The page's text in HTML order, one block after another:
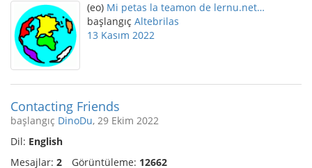
(eo) Mi petas la teamon de lernu.net…
başlangıç Altebrilas
13 Kasım 2022
Contacting Friends
başlangıç DinoDu, 29 Ekim 2022
Dil: English
Mesajlar: 2 Görüntüleme: 12662